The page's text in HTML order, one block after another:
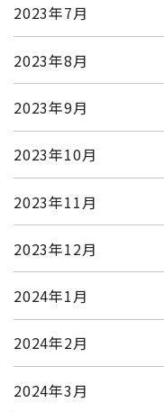
2023年7月
2023年8月
2023年9月
2023年10月
2023年11月
2023年12月
2024年1月
2024年2月
2024年3月